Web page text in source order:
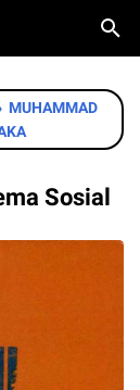
› MUHAMMAD
Sosial